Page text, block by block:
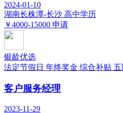
2024-01-10
湖南长株潭-长沙 高中学历
￥4000-15000 申请
银龄优选
法定节假日 年终奖金 综合补贴
客户服务经理
2023-11-29